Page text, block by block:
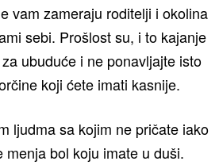
vam zameraju roditelji i okolina
sebi. Prošlost su, i to kajanje
ubuduće i ne ponavljajte isto
koji ćete imati kasnije.
ljudma sa kojim ne pričate iako
menja bol koju imate u duši.